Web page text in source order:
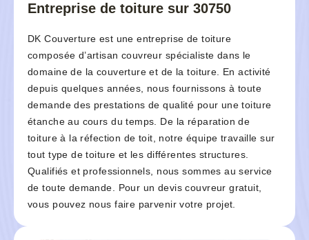
Entreprise de toiture sur 30750
DK Couverture est une entreprise de toiture
composée d’artisan couvreur spécialiste dans le
domaine de la couverture et de la toiture. En activité
depuis quelques années, nous fournissons à toute
demande des prestations de qualité pour une toiture
étanche au cours du temps. De la réparation de
toiture à la réfection de toit, notre équipe travaille sur
tout type de toiture et les différentes structures.
Qualifiés et professionnels, nous sommes au service
de toute demande. Pour un devis couvreur gratuit,
vous pouvez nous faire parvenir votre projet.